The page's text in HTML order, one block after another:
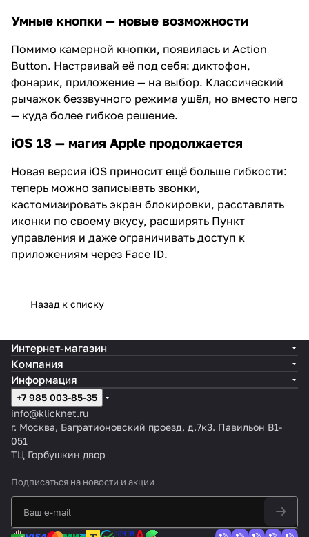
Умные кнопки — новые возможности
Помимо камерной кнопки, появилась и Action
Button. Настраивай её под себя: диктофон,
фонарик, приложение — на выбор. Классический
рычажок беззвучного режима ушёл, но вместо него
— куда более гибкое решение.
iOS 18 — магия Apple продолжается
Новая версия iOS приносит ещё больше гибкости:
теперь можно записывать звонки,
кастомизировать экран блокировки, расставлять
иконки по своему вкусу, расширять Пункт
управления и даже ограничивать доступ к
приложениям через Face ID.
Назад к списку
Интернет-магазин
Компания
Информация
+7 985 003-85-35
info@klicknet.ru
г. Москва, Багратионовский проезд, д.7к3. Павильон B1-
051
ТЦ Горбушкин двор
Подписаться на новости и акции